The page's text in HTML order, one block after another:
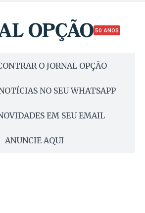
50 ANOS
O JORNAL OPÇÃO
NO SEU WHATSAPP
EM SEU EMAIL
ANUNCIE AQUI